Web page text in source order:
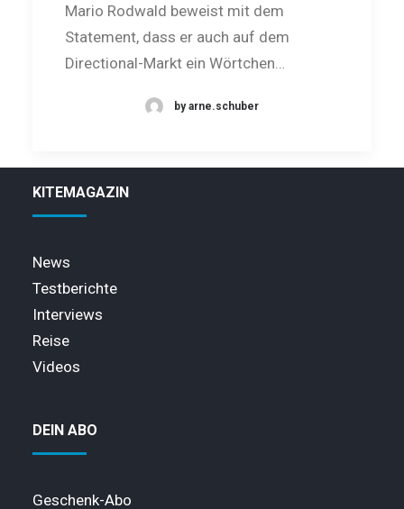
Mario Rodwald beweist mit dem
Statement, dass er auch auf dem
Directional-Markt ein Wörtchen…
by arne.schuber
KITEMAGAZIN
News
Testberichte
Interviews
Reise
Videos
DEIN ABO
Geschenk-Abo